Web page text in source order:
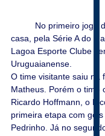
casa, pela Série A do
Lagoa Esporte Clube
Uruguaianense.
O time visitante saiu na
Matheus. Porém o time
Ricardo Hoffmann, o
primeira etapa com
Pedrinho. Já no